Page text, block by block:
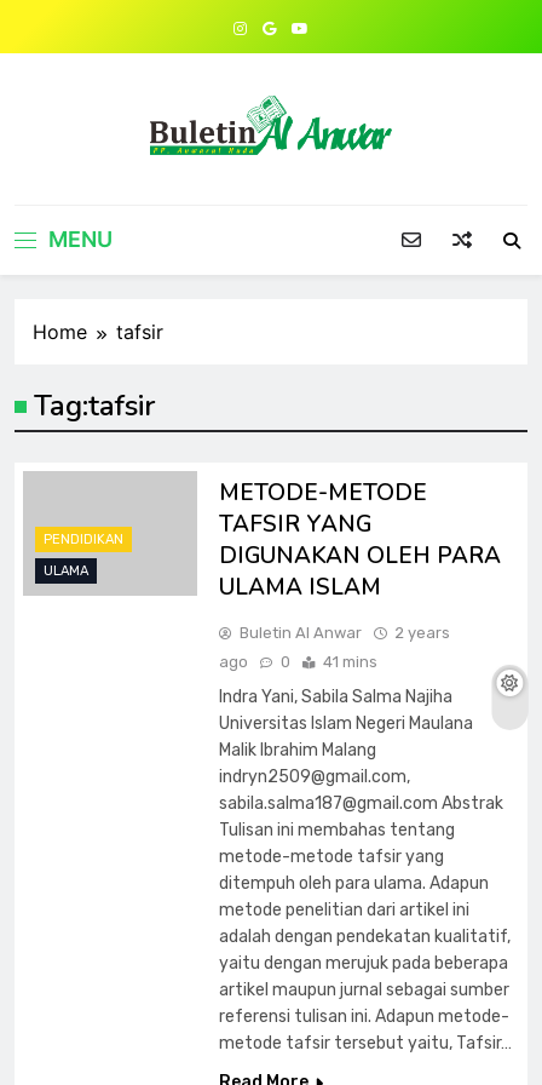
MENU
Home tafsir
Tag:tafsir
PENDIDIKAN
ULAMA
METODE-METODE
TAFSIR YANG
DIGUNAKAN OLEH PARA
ULAMA ISLAM
Buletin Al Anwar
2 years
ago
0 41 mins
Indra Yani, Sabila Salma Najiha
Universitas Islam Negeri Maulana
Malik Ibrahim Malang
indryn2509@gmail.com,
sabila.salma187@gmail.com Abstrak
Tulisan ini membahas tentang
metode-metode tafsir yang
ditempuh oleh para ulama. Adapun
metode penelitian dari artikel ini
adalah dengan pendekatan kualitatif,
yaitu dengan merujuk pada beberapa
artikel maupun jurnal sebagai sumber
referensi tulisan ini. Adapun metode-
metode tafsir tersebut yaitu, Tafsir…